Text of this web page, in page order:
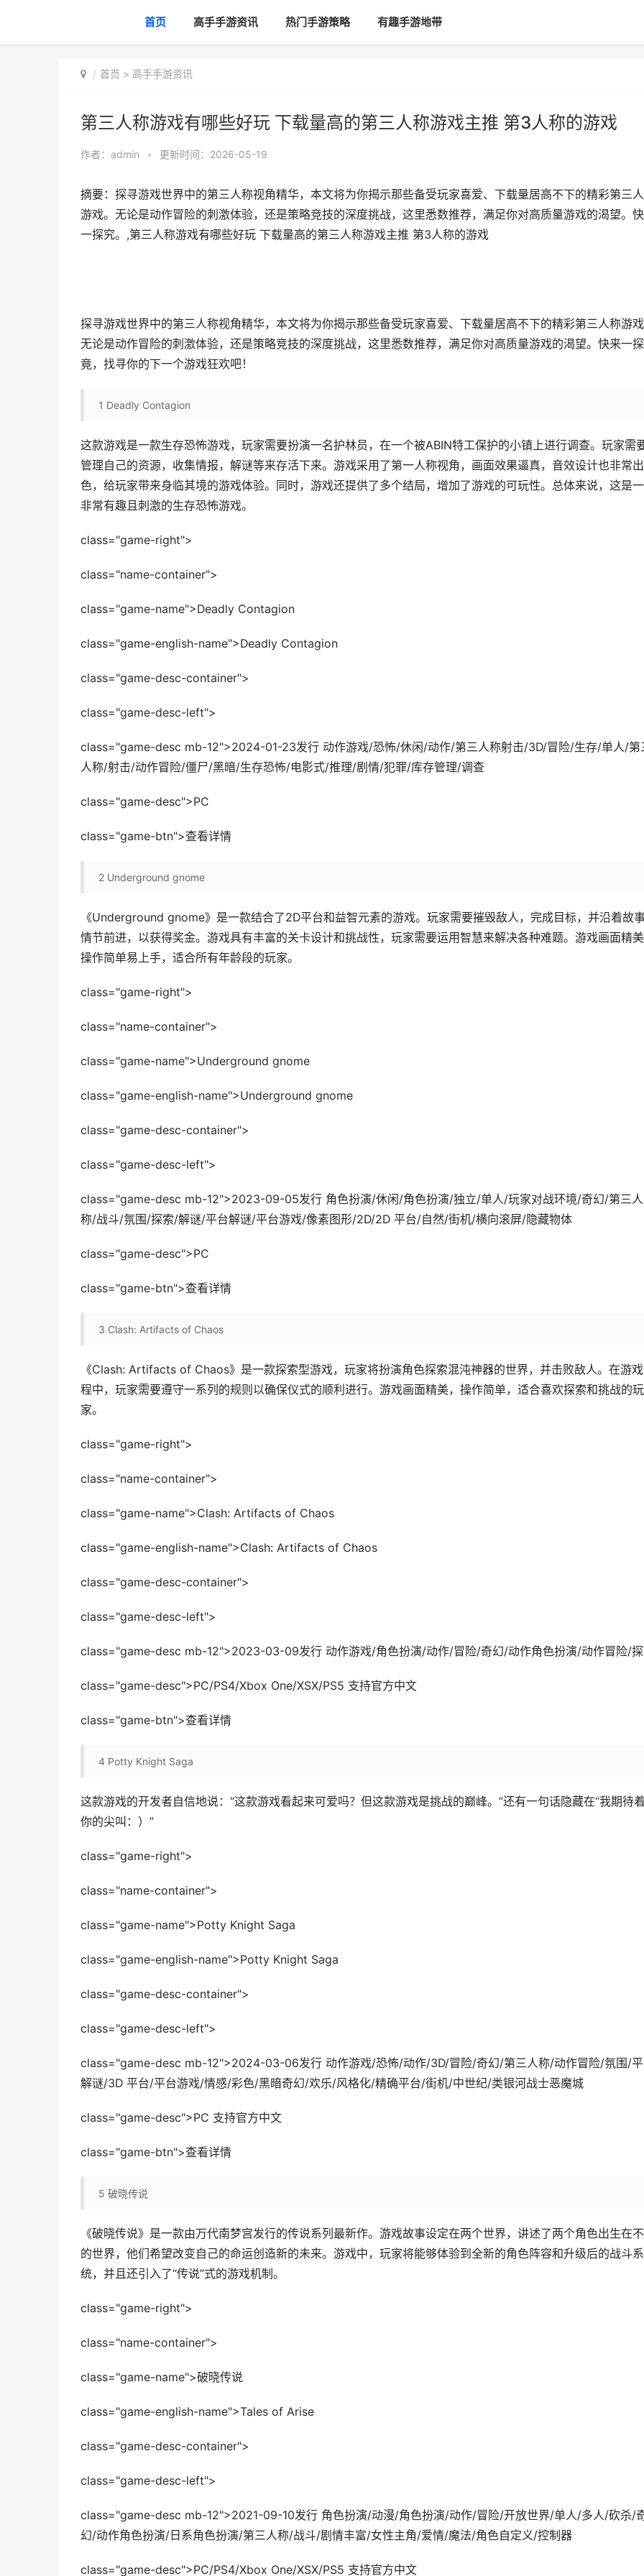
首页 高手手游资讯 热门手游策略 有趣手游地带
首页 > 高手手游资讯
第三人称游戏有哪些好玩 下载量高的第三人称游戏主推 第3人称的游戏
作者： admin • 更新时间：2026-05-19
摘要：探寻游戏世界中的第三人称视角精华，本文将为你揭示那些备受玩家喜爱、下载量居高不下的精彩第三
游戏。无论是动作冒险的刺激体验，还是策略竞技的深度挑战，这里悉数推荐，满足你对高质量游戏的渴望。
一探究。,第三人称游戏有哪些好玩 下载量高的第三人称游戏主推 第3人称的游戏
探寻游戏世界中的第三人称视角精华，本文将为你揭示那些备受玩家喜爱、下载量居高不下的精彩第三人称游
无论是动作冒险的刺激体验，还是策略竞技的深度挑战，这里悉数推荐，满足你对高质量游戏的渴望。快来一
竟，找寻你的下一个游戏狂欢吧！
1 Deadly Contagion
这款游戏是一款生存恐怖游戏，玩家需要扮演一名护林员，在一个被ABIN特工保护的小镇上进行调查。玩家需
管理自己的资源，收集情报，解谜等来存活下来。游戏采用了第一人称视角，画面效果逼真，音效设计也非常出
色，给玩家带来身临其境的游戏体验。同时，游戏还提供了多个结局，增加了游戏的可玩性。总体来说，这是
非常有趣且刺激的生存恐怖游戏。
class="game-right">
class="name-container">
class="game-name">Deadly Contagion
class="game-english-name">Deadly Contagion
class="game-desc-container">
class="game-desc-left">
class="game-desc mb-12">2024-01-23发行 动作游戏/恐怖/休闲/动作/第三人称射击/3D/冒险/生存/单人/第
人称/射击/动作冒险/僵尸/黑暗/生存恐怖/电影式/推理/剧情/犯罪/库存管理/调查
class="game-desc">PC
class="game-btn">查看详情
2 Underground gnome
《Underground gnome》是一款结合了2D平台和益智元素的游戏。玩家需要摧毁敌人，完成目标，并沿着故
情节前进，以获得奖金。游戏具有丰富的关卡设计和挑战性，玩家需要运用智慧来解决各种难题。游戏画面精
操作简单易上手，适合所有年龄段的玩家。
class="game-right">
class="name-container">
class="game-name">Underground gnome
class="game-english-name">Underground gnome
class="game-desc-container">
class="game-desc-left">
class="game-desc mb-12">2023-09-05发行 角色扮演/休闲/角色扮演/独立/单人/玩家对战环境/奇幻/第三人
称/战斗/氛围/探索/解谜/平台解谜/平台游戏/像素图形/2D/2D 平台/自然/街机/横向滚屏/隐藏物体
class="game-desc">PC
class="game-btn">查看详情
3 Clash: Artifacts of Chaos
《Clash: Artifacts of Chaos》是一款探索型游戏，玩家将扮演角色探索混沌神器的世界，并击败敌人。在游
程中，玩家需要遵守一系列的规则以确保仪式的顺利进行。游戏画面精美，操作简单，适合喜欢探索和挑战的玩
家。
class="game-right">
class="name-container">
class="game-name">Clash: Artifacts of Chaos
class="game-english-name">Clash: Artifacts of Chaos
class="game-desc-container">
class="game-desc-left">
class="game-desc mb-12">2023-03-09发行 动作游戏/角色扮演/动作/冒险/奇幻/动作角色扮演/动作冒险/
class="game-desc">PC/PS4/Xbox One/XSX/PS5 支持官方中文
class="game-btn">查看详情
4 Potty Knight Saga
这款游戏的开发者自信地说：“这款游戏看起来可爱吗？但这款游戏是挑战的巅峰。”还有一句话隐藏在“我期待
你的尖叫：）”
class="game-right">
class="name-container">
class="game-name">Potty Knight Saga
class="game-english-name">Potty Knight Saga
class="game-desc-container">
class="game-desc-left">
class="game-desc mb-12">2024-03-06发行 动作游戏/恐怖/动作/3D/冒险/奇幻/第三人称/动作冒险/氛围/
解谜/3D 平台/平台游戏/情感/彩色/黑暗奇幻/欢乐/风格化/精确平台/街机/中世纪/类银河战士恶魔城
class="game-desc">PC 支持官方中文
class="game-btn">查看详情
5 破晓传说
《破晓传说》是一款由万代南梦宫发行的传说系列最新作。游戏故事设定在两个世界，讲述了两个角色出生在
的世界，他们希望改变自己的命运创造新的未来。游戏中，玩家将能够体验到全新的角色阵容和升级后的战斗系
统，并且还引入了“传说”式的游戏机制。
class="game-right">
class="name-container">
class="game-name">破晓传说
class="game-english-name">Tales of Arise
class="game-desc-container">
class="game-desc-left">
class="game-desc mb-12">2021-09-10发行 角色扮演/动漫/角色扮演/动作/冒险/开放世界/单人/多人/砍杀/
幻/动作角色扮演/日系角色扮演/第三人称/战斗/剧情丰富/女性主角/爱情/魔法/角色自定义/控制器
class="game-desc">PC/PS4/Xbox One/XSX/PS5 支持官方中文